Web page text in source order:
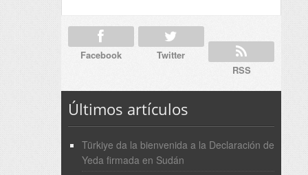
Facebook
Twitter
RSS
Últimos artículos
Türkiye da la bienvenida a la Declaración de
Yeda firmada en Sudán